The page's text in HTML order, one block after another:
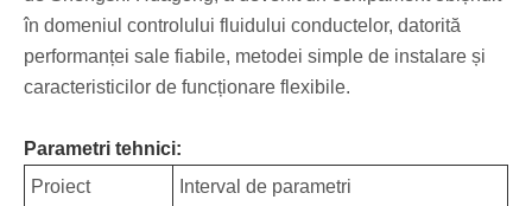
în domeniul controlului fluidului conductelor, datorită
performanței sale fiabile, metodei simple de instalare și
caracteristicilor de funcționare flexibile.
Parametri tehnici:
Proiect
Interval de parametri